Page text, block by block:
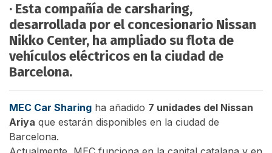
· Esta compañía de carsharing,
desarrollada por el concesionario Nissan
Nikko Center, ha ampliado su flota de
vehículos eléctricos en la ciudad de
Barcelona.
MEC Car Sharing ha añadido 7 unidades del Nissan
Ariya que estarán disponibles en la ciudad de
Barcelona.